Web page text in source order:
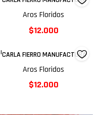
Aros Floridos
$12.000
|CARLA FIERRO MANUFACTURA
Aros Floridos
$12.000